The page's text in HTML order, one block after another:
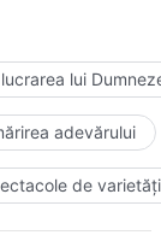
lui
adevărului
de varietăți